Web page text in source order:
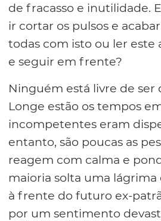
de fracasso e inutilidade.
ir cortar os pulsos e
todas com isto ou ler este
e seguir em frente?
Ninguém está livre de ser
Longe estão os tempos
incompetentes eram
entanto, são poucas as
reagem com calma e
maioria solta uma lágrima
à frente do futuro ex-
por um sentimento